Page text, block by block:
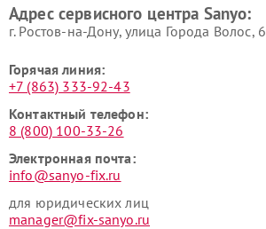
Адрес сервисного центра Sanyo:
г. Ростов-на-Дону, улица Города Волос, 6
Горячая линия:
+7 (863) 333-92-43
Контактный телефон:
8 (800) 100-33-26
Электронная почта:
info@sanyo-fix.ru
для юридических лиц
manager@fix-sanyo.ru